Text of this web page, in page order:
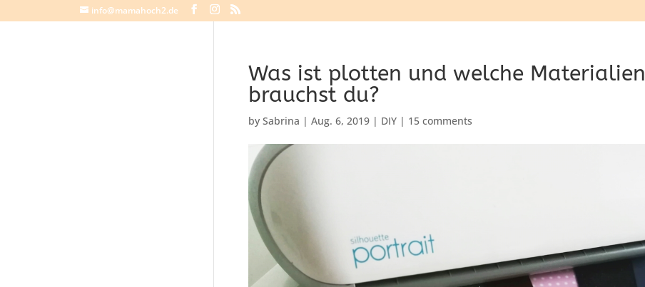
info@mamahoch2.de
Was ist plotten und welche Materialien
brauchst du?
bySabrina |Aug. 6, 2019 | DIY | 15 comments